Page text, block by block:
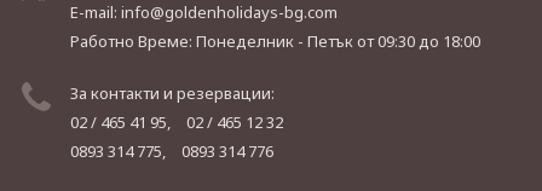
E-mail: info@goldenholidays-bg.com
Работно Време: Понеделник - Петъкот 09:30 до 18:00
За контакти и резервации:
02 / 465 41 95,
02 / 465 12 32
0893 314 775,
0893 314 776